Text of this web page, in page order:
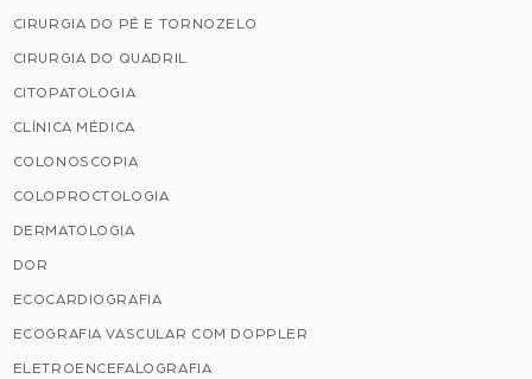
CIRURGIA DO PÉ E TORNOZELO
CIRURGIA DO QUADRIL
CITOPATOLOGIA
CLÍNICA MÉDICA
COLONOSCOPIA
COLOPROCTOLOGIA
DERMATOLOGIA
DOR
ECOCARDIOGRAFIA
ECOGRAFIA VASCULAR COM DOPPLER
ELETROENCEFALOGRAFIA